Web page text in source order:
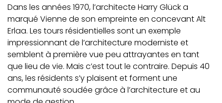
Dans les années 1970, l’architecte Harry Glück a
marqué Vienne de son empreinte en concevant Alt
Erlaa. Les tours résidentielles sont un exemple
impressionnant de l’architecture moderniste et
semblent à première vue peu attrayantes en tant
que lieu de vie. Mais c’est tout le contraire. Depuis 40
ans, les résidents s’y plaisent et forment une
communauté soudée grâce à l’architecture et au